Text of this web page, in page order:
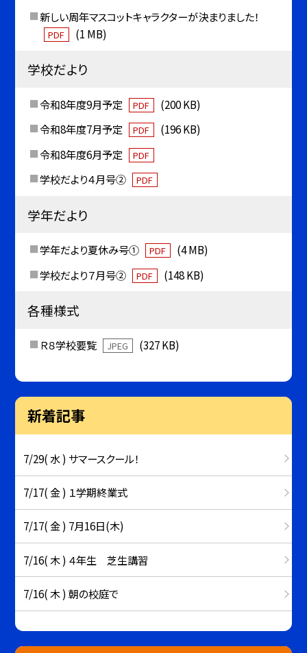
新しい周年マスコットキャラクターが決まりました！
PDF (1 MB)
学校だより
令和8年度9月予定 PDF
(200 KB)
令和8年度7月予定
PDF
(196 KB)
令和8年度6月予定
PDF
学校だより４月号② PDF
学年だより
学年だより夏休み号① PDF
(4 MB)
学校だより７月号②
PDF (148 KB)
各種様式
Ｒ８学校要覧 JPEG (327 KB)
新着記事
7/29( 水 ) サマースクール！
7/17( 金 ) １学期終業式
7/17( 金 ) 7月16日(木)
7/16( 木 ) ４年生 芝生講習
7/16( 木 ) 朝の校庭で